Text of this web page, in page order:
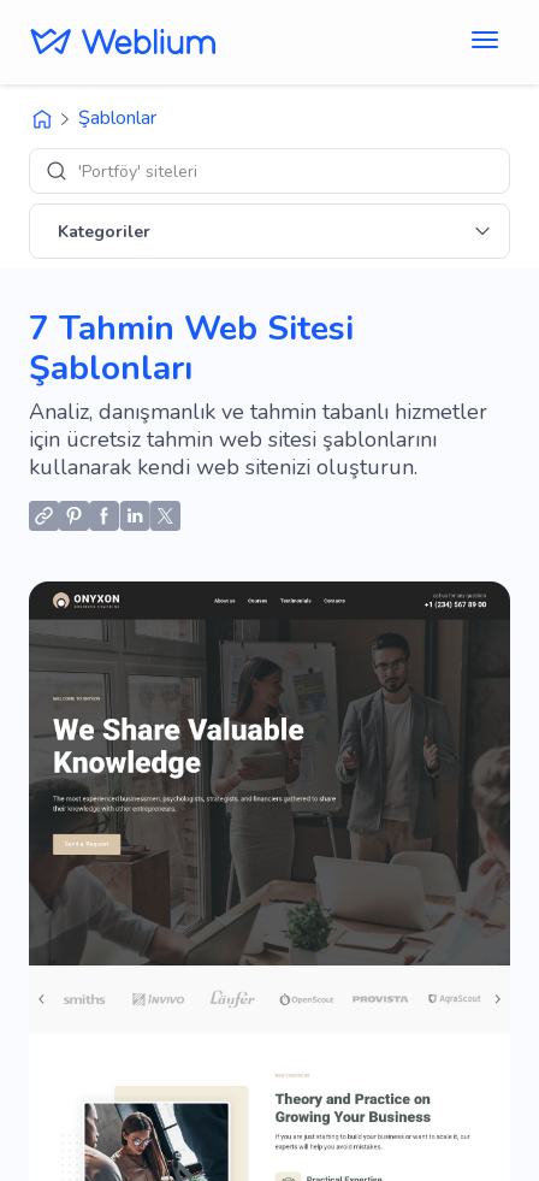
Şablonlar
'E-tica
Kategoriler
7 Tahmin Web Sitesi
Şablonları
Analiz, danışmanlık ve tahmin tabanlı hizmetler
için ücretsiz tahmin web sitesi şablonlarını
kullanarak kendi web sitenizi oluşturun.